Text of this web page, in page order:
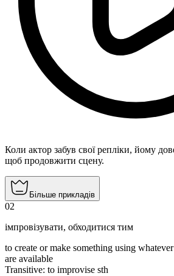
Коли актор забув свої репліки, йому
щоб продовжити сцену.
Більше прикладів
02
імпровізувати, обходитися тим
to create or make something using
are available
Transitive: to improvise sth